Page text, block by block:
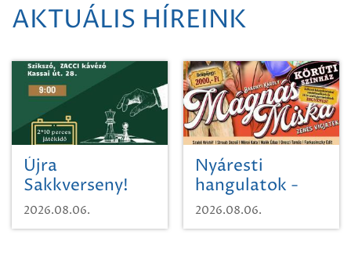
AKTUÁLIS HÍREINK
Újra
Sakkverseny!
2026.08.06.
Nyáresti
hangulatok -
Mágnás Miska
2026.08.06.